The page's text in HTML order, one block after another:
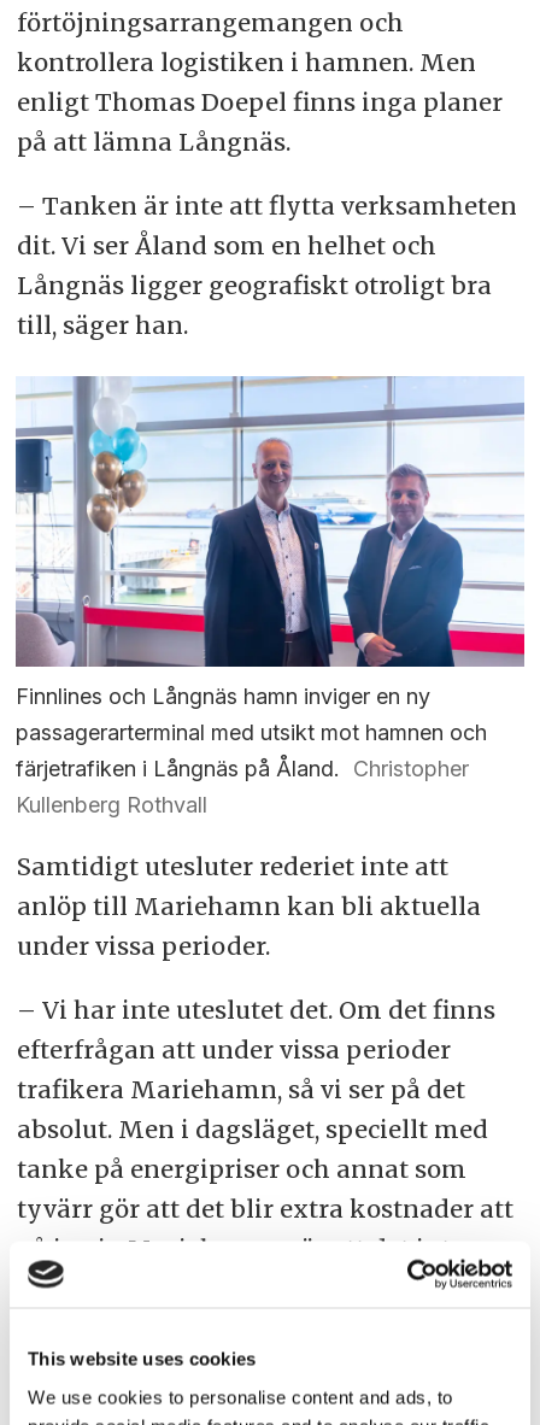
This website uses cookies
We use cookies to personalise content and ads, to
förtöjningsarrangemangen och
kontrollera logistiken i hamnen. Men
enligt Thomas Doepel finns inga planer
på att lämna Långnäs.
– Tanken är inte att flytta verksamheten
dit. Vi ser Åland som en helhet och
Långnäs ligger geografiskt otroligt bra
till, säger han.
Finnlines och Långnäs hamn inviger en ny
passagerarterminal med utsikt mot hamnen och
färjetrafiken i Långnäs på Åland.
Christopher
Kullenberg Rothvall
Samtidigt utesluter rederiet inte att
anlöp till Mariehamn kan bli aktuella
under vissa perioder.
– Vi har inte uteslutet det. Om det finns
efterfrågan att under vissa perioder
trafikera Mariehamn, så vi ser på det
absolut. Men i dagsläget, speciellt med
tanke på energipriser och annat som
tyvärr gör att det blir extra kostnader att
gå in via Mariehamn, gör att det inte
finns orsak att göra det, säger Thomas